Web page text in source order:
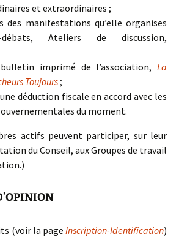
et extraordinaires ;
des manifestations qu’elle organises
débats, Ateliers de discussion,
imprimé de l’association, La
Toujours;
déduction fiscale en accord avec les
du moment.
actifs peuvent participer, sur leur
du Conseil, aux Groupes de travail
(voir la page Inscription-Identification)